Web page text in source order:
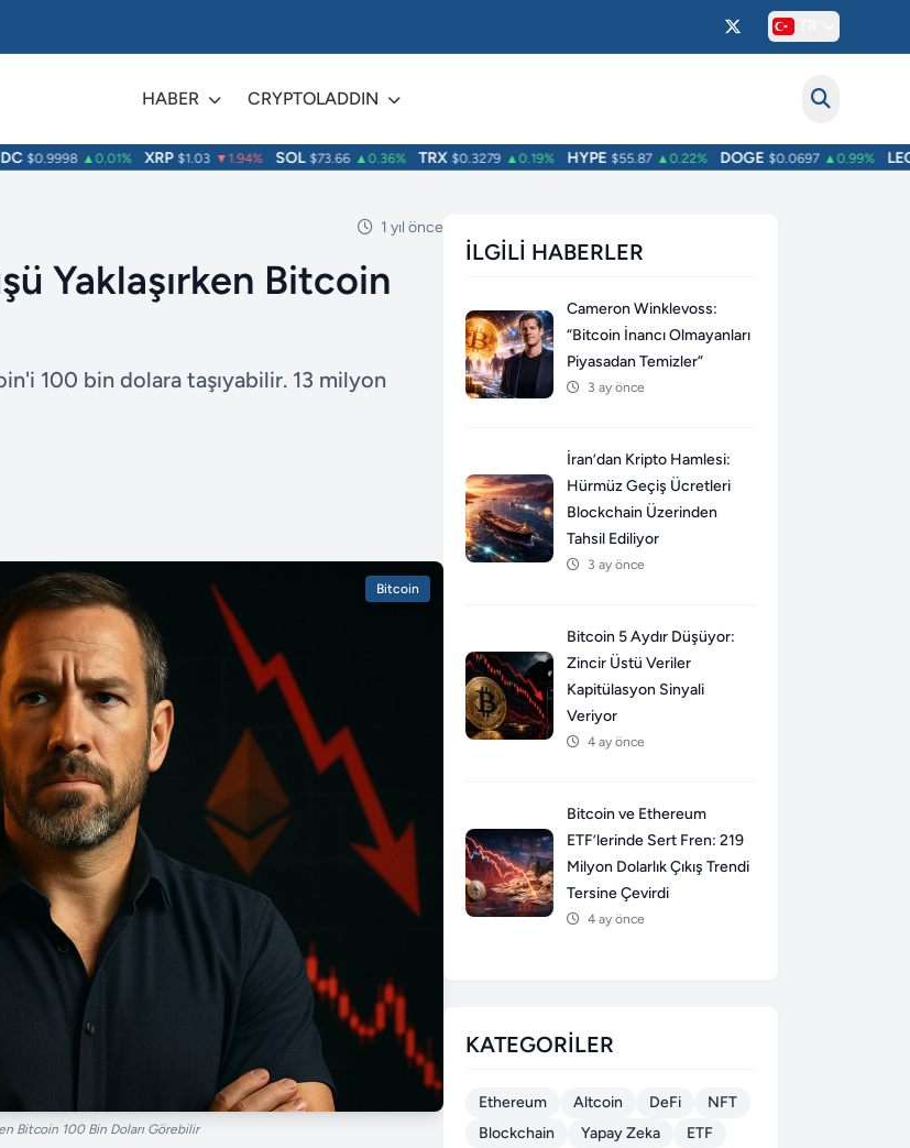
HABER CRYPTOLADDIN
$0.9998 ▲0.01% XRP $1.03 ▼1.94% SOL $73.66 ▲0.36% TRX $0.3279 ▲0.19% HYPE $55.87 ▲0.22% DOGE $0.0697 ▲0.99% LEO
1 yıl önce
Yaklaşırken Bitcoin
100 bin dolara taşıyabilir. 13 milyon
Bitcoin
Bitcoin 100 Bin Doları Görebilir
İLGILI HABERLER
Cameron Winklevoss:
“Bitcoin İnancı Olmayanları
Piyasadan Temizler”
3 ay önce
İran’dan Kripto Hamlesi:
Hürmüz Geçiş Ücretleri
Blockchain Üzerinden
Tahsil Ediliyor
3 ay önce
Bitcoin 5 Aydır Düşüyor:
Zincir Üstü Veriler
Kapitülasyon Sinyali
Veriyor
4 ay önce
Bitcoin ve Ethereum
ETF’lerinde Sert Fren: 219
Milyon Dolarlık Çıkış Trendi
Tersine Çevirdi
4 ay önce
KATEGORILER
Ethereum Altcoin DeFi
NFT
Blockchain
Yapay Zeka
ETF